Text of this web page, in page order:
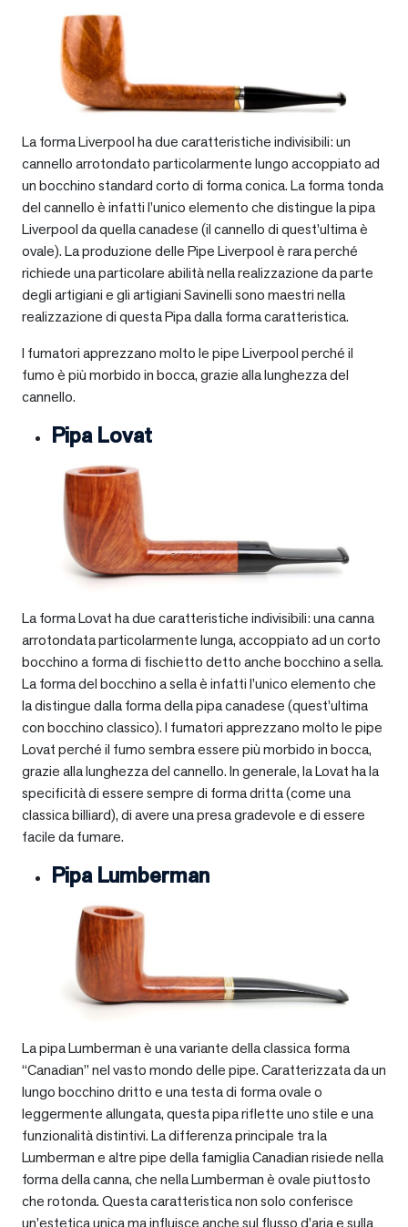
La forma Liverpool ha due caratteristiche indivisibili: un
cannello arrotondato particolarmente lungo accoppiato ad
un bocchino standard corto di forma conica. La forma tonda
del cannello è infatti l’unico elemento che distingue la pipa
Liverpool da quella canadese (il cannello di quest’ultima è
ovale). La produzione delle Pipe Liverpool è rara perché
richiede una particolare abilità nella realizzazione da parte
degli artigiani e gli artigiani Savinelli sono maestri nella
realizzazione di questa Pipa dalla forma caratteristica.
I fumatori apprezzano molto le pipe Liverpool perché il
fumo è più morbido in bocca, grazie alla lunghezza del
cannello.
Pipa Lovat
La forma Lovat ha due caratteristiche indivisibili: una canna
arrotondata particolarmente lunga, accoppiato ad un corto
bocchino a forma di fischietto detto anche bocchino a sella.
La forma del bocchino a sella è infatti l’unico elemento che
la distingue dalla forma della pipa canadese (quest’ultima
con bocchino classico). I fumatori apprezzano molto le pipe
Lovat perché il fumo sembra essere più morbido in bocca,
grazie alla lunghezza del cannello. In generale, la Lovat ha la
specificità di essere sempre di forma dritta (come una
classica billiard), di avere una presa gradevole e di essere
facile da fumare.
Pipa Lumberman
La pipa Lumberman è una variante della classica forma
“Canadian” nel vasto mondo delle pipe. Caratterizzata da un
lungo bocchino dritto e una testa di forma ovale o
leggermente allungata, questa pipa riflette uno stile e una
funzionalità distintivi. La differenza principale tra la
Lumberman e altre pipe della famiglia Canadian risiede nella
forma della canna, che nella Lumberman è ovale piuttosto
che rotonda. Questa caratteristica non solo conferisce
un’estetica unica ma influisce anche sul flusso d’aria e sulla